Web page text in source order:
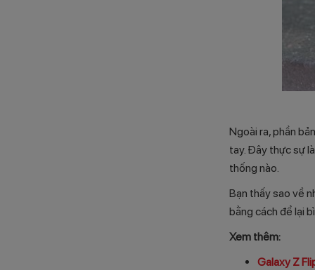
Ngoài ra, phần
tay. Đây thực sự
thống nào.
Bạn thấy sao về
bằng cách để lại
Xem thêm:
Galaxy Z